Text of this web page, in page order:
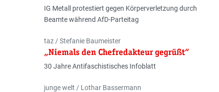
IG Metall protestiert gegen Körperverletzung durch
Beamte während AfD-Parteitag
Autor:innen
taz / Stefanie Baumeister
„Niemals den Chefredakteur gegrüßt“
30 Jahre Antifaschistisches Infoblatt
Autor:innen
junge welt / Lothar Bassermann